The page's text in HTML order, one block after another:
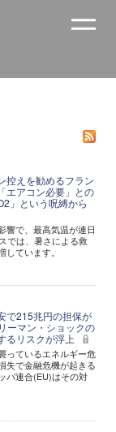
控えを勧めるフラン
エアコン必要」との
」という呪縛から
響で、最高気温が連日
では、暑さによる救
ています。
で215兆円の担保が
ーマン・ショックの
るリスクが浮上
っているエネルギー危
失で金融危機が起きる
パ連合(EU)はその対